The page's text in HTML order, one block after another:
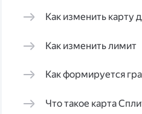
Как изменить карту
Как изменить лимит
Как формируется
Что такое карта